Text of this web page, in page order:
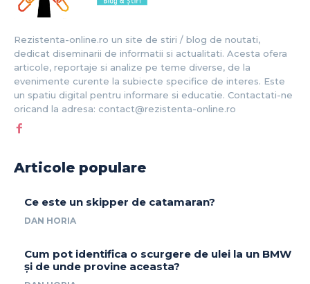
Rezistenta-online.ro un site de stiri / blog de noutati,
dedicat diseminarii de informatii si actualitati. Acesta ofera
articole, reportaje si analize pe teme diverse, de la
evenimente curente la subiecte specifice de interes. Este
un spatiu digital pentru informare si educatie. Contactati-ne
oricand la adresa: contact@rezistenta-online.ro
Articole populare
Ce este un skipper de catamaran?
DAN HORIA
Cum pot identifica o scurgere de ulei la un BMW
și de unde provine aceasta?